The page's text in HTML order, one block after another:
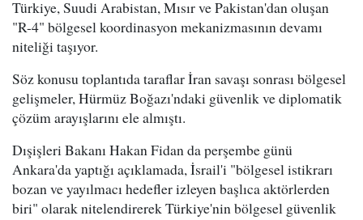
Türkiye, Suudi Arabistan, Mısır ve Pakistan'dan oluşan
"R-4" bölgesel koordinasyon mekanizmasının devamı
niteliği taşıyor.
Söz konusu toplantıda taraflar İran savaşı sonrası bölgesel
gelişmeler, Hürmüz Boğazı'ndaki güvenlik ve diplomatik
çözüm arayışlarını ele almıştı.
Dışişleri Bakanı Hakan Fidan da perşembe günü
Ankara'da yaptığı açıklamada, İsrail'i "bölgesel istikrarı
bozan ve yayılmacı hedefler izleyen başlıca aktörlerden
biri" olarak nitelendirerek Türkiye'nin bölgesel güvenlik